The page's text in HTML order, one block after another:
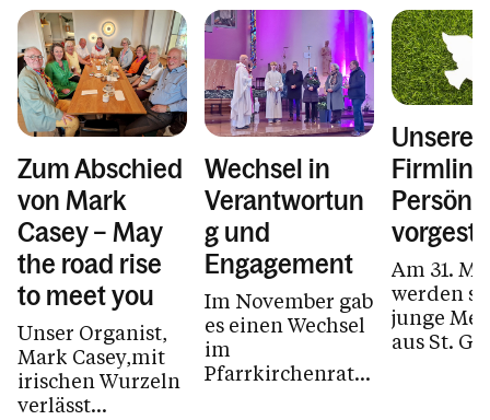
Zum Abschied
von Mark
Casey – May
the road rise
to meet you
Unser Organist,
Mark Casey,mit
irischen Wurzeln
verlässt
Wechsel in
Verantwortun
g und
Engagement
Im November gab
es einen Wechsel
im
Pfarrkirchenrat
Unsere
Am 31.
werden
junge
aus St.